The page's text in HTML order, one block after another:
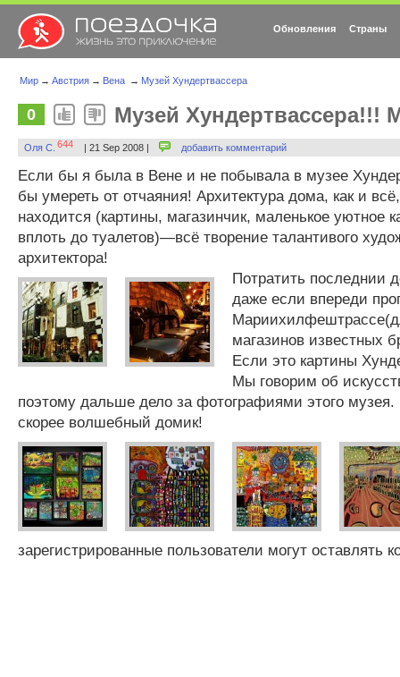
Обновления Страны
Мир → Австрия → Вена → Музей Хундертвассера
0 Музей Хундертвассера!!!
Оля С. 644 | 21 Sep 2008 | добавить комментарий
Если бы я была в Вене и не побывала в музее
бы умереть от отчаяния! Архитектура дома, как и
находится (картины, магазинчик, маленькое уютное
вплоть до туалетов)—всё творение талантивого
архитектора!
Потратить последнии
даже если впереди
магазинов известных
Если это картины
Мы говорим об
поэтому дальше дело за фотографиями этого
скорее волшебный домик!
зарегистрированные пользователи могут оставлять